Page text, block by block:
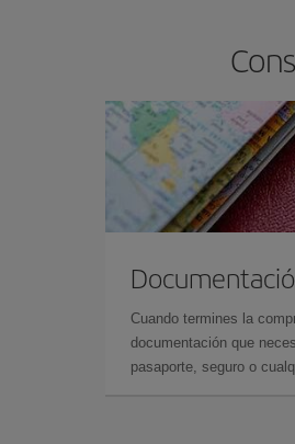
Cuando termines la
documentación que
pasaporte, seguro o